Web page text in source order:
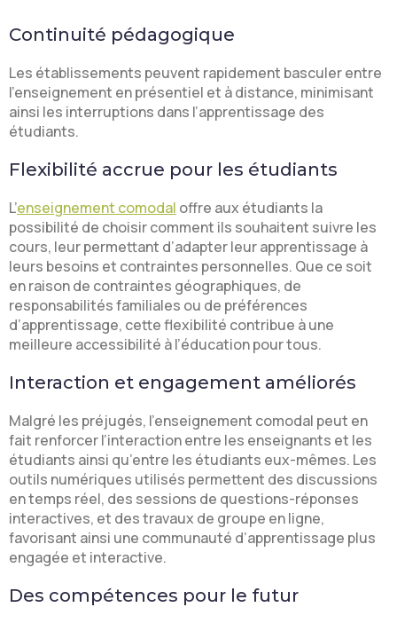
Continuité pédagogique
Les établissements peuvent rapidement basculer entre
l’enseignement en présentiel et à distance, minimisant
ainsi les interruptions dans l’apprentissage des
étudiants.
Flexibilité accrue pour les étudiants
L’enseignement comodal offre aux étudiants la
possibilité de choisir comment ils souhaitent suivre les
cours, leur permettant d’adapter leur apprentissage à
leurs besoins et contraintes personnelles. Que ce soit
en raison de contraintes géographiques, de
responsabilités familiales ou de préférences
d’apprentissage, cette flexibilité contribue à une
meilleure accessibilité à l’éducation pour tous.
Interaction et engagement améliorés
Malgré les préjugés, l’enseignement comodal peut en
fait renforcer l’interaction entre les enseignants et les
étudiants ainsi qu’entre les étudiants eux-mêmes. Les
outils numériques utilisés permettent des discussions
en temps réel, des sessions de questions-réponses
interactives, et des travaux de groupe en ligne,
favorisant ainsi une communauté d’apprentissage plus
engagée et interactive.
Des compétences pour le futur